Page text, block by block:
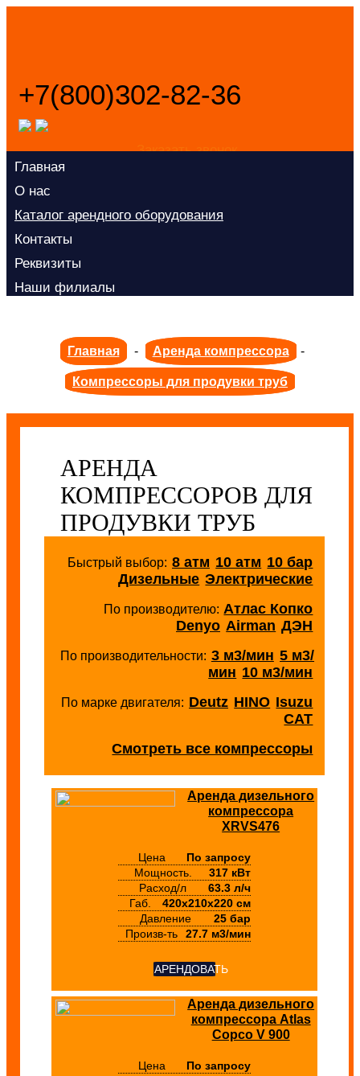
+7(800)302-82-36
Заказать звонок
Главная
О нас
Каталог арендного оборудования
Контакты
Реквизиты
Наши филиалы
Главная - Аренда компрессора -
Компрессоры для продувки труб
АРЕНДА
КОМПРЕССОРОВ ДЛЯ
ПРОДУВКИ ТРУБ
Быстрый выбор: 8 атм 10 атм 10 бар
Дизельные Электрические
По производителю: Атлас Копко
Denyo Airman ДЭН
По производительности: 3 м3/мин 5 м3/
мин 10 м3/мин
По марке двигателя: Deutz HINO Isuzu
CAT
Смотреть все компрессоры
Аренда дизельного
компрессора
XRVS476
Цена
По запросу
Мощность.
317 кВт
Расход/л
63.3 л/ч
Габ.
420х210х220 см
Давление
25 бар
Произв-ть
27.7 м3/мин
АРЕНДОВАТЬ
Аренда дизельного
компрессора Atlas
Copco V 900
Цена
По запросу